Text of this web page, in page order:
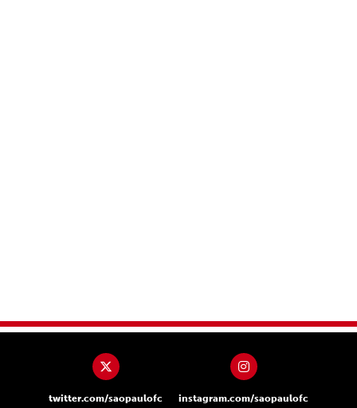
twitter.com/saopaulofc instagram.com/saopaulofc